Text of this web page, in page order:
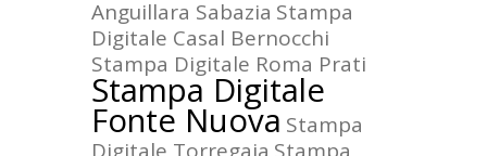
Anguillara Sabazia Stampa
Digitale Casal Bernocchi
Stampa Digitale Roma Prati
Stampa Digitale
Fonte Nuova Stampa